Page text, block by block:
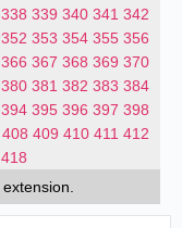
338 339 340 341 342
352 353 354 355 356
366 367 368 369 370
380 381 382 383 384
394 395 396 397 398
408 409 410 411 412
418
extension.